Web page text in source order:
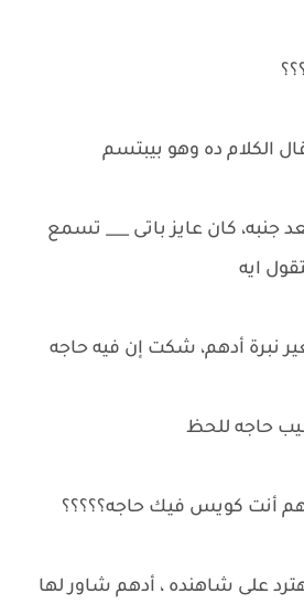
الكلام ده وهو بيبتسم
جنبه، كان عايز باتى ___ تسمع
ايه
نبرة أدهم، شكت إن فيه حاجه
حاجه للحظ
أنت كويس فيك حاجه؟؟؟؟؟
على شاهنده ، أدهم شاور لها